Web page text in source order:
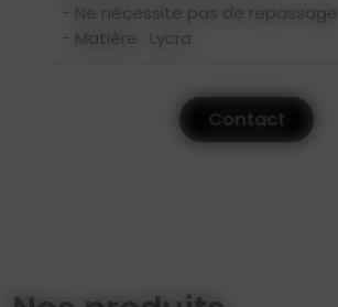
- Ne nécessite pas de repassage
- Matière : Lycra
Contact